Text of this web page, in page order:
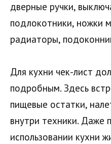
дверные ручки,
подлокотники, ножки
радиаторы,
Для кухни чек-лист
подробным. Здесь
пищевые остатки,
внутри техники. Даже
использовании кухни